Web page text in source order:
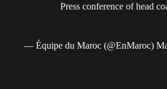
🎙️ Press conference of head
— Équipe du Maroc (@EnMaroc)